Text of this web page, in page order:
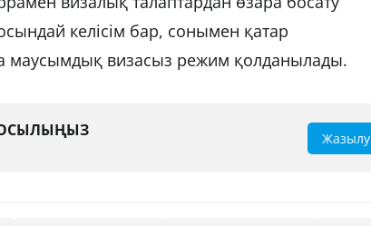
келісім бар, сонымен қатар
маусымдық визасыз режим қолданылады.
Жазылу